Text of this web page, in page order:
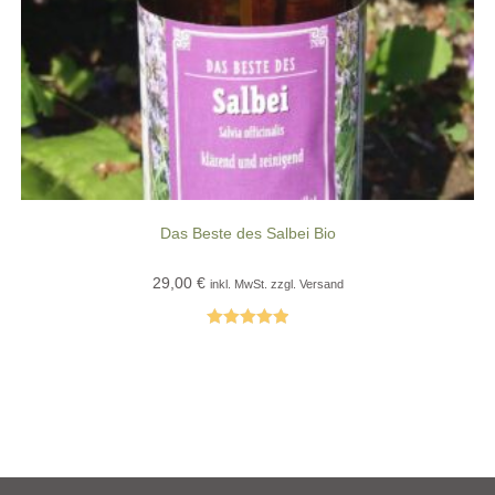
Das Beste des Salbei Bio
29,00 € inkl. MwSt. zzgl. Versand